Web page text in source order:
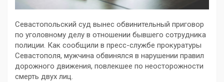
Севастопольский суд вынес обвинительный приговор
по уголовному делу в отношении бывшего сотрудника
полиции. Как сообщили в пресс-службе прокуратуры
Севастополя, мужчина обвинялся в нарушении правил
дорожного движения, повлекшее по неосторожности
смерть двух лиц.